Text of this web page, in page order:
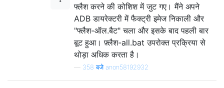
फ्लैश करने की कोशिश में जुट गए। मैंने अपने
ADB डायरेक्टरी में फैक्ट्री इमेज निकाली और
"फ्लैश-ऑल.बैट" चला और इसके बाद पहली बार
बूट हुआ। फ़्लैश-all.bat उपरोक्त प्रक्रिया से
थोड़ा अधिक करता है।
— 358 बजे anon58192932